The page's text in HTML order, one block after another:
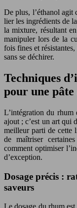
De plus, l’éthanol agit
lier les ingrédients de
la mixture, résultant
manipuler lors de la
fois fines et
sans se déchirer.
Techniques
pour une
L’intégration du rhum
ajout ; c’est un art qui
meilleur parti de cette
de maîtriser
comment optimiser
d’exception.
Dosage précis :
saveurs